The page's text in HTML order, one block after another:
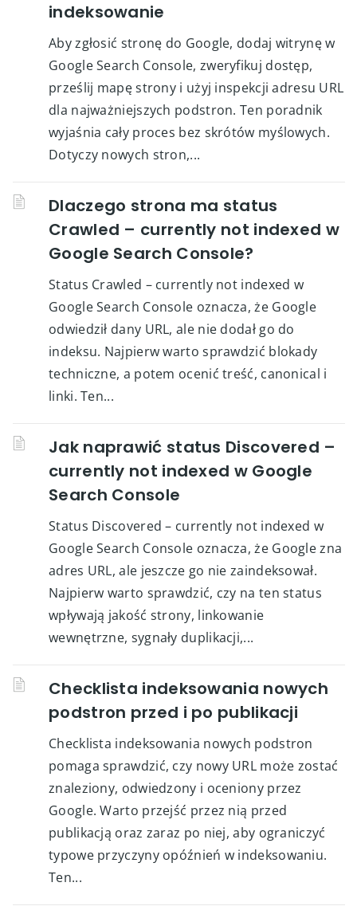
indeksowanie
Aby zgłosić stronę do Google, dodaj witrynę w
Google Search Console, zweryfikuj dostęp,
prześlij mapę strony i użyj inspekcji adresu URL
dla najważniejszych podstron. Ten poradnik
wyjaśnia cały proces bez skrótów myślowych.
Dotyczy nowych stron,...
Dlaczego strona ma status
Crawled – currently not indexed w
Google Search Console?
Status Crawled – currently not indexed w
Google Search Console oznacza, że Google
odwiedził dany URL, ale nie dodał go do
indeksu. Najpierw warto sprawdzić blokady
techniczne, a potem ocenić treść, canonical i
linki. Ten...
Jak naprawić status Discovered –
currently not indexed w Google
Search Console
Status Discovered – currently not indexed w
Google Search Console oznacza, że Google zna
adres URL, ale jeszcze go nie zaindeksował.
Najpierw warto sprawdzić, czy na ten status
wpływają jakość strony, linkowanie
wewnętrzne, sygnały duplikacji,...
Checklista indeksowania nowych
podstron przed i po publikacji
Checklista indeksowania nowych podstron
pomaga sprawdzić, czy nowy URL może zostać
znaleziony, odwiedzony i oceniony przez
Google. Warto przejść przez nią przed
publikacją oraz zaraz po niej, aby ograniczyć
typowe przyczyny opóźnień w indeksowaniu.
Ten...